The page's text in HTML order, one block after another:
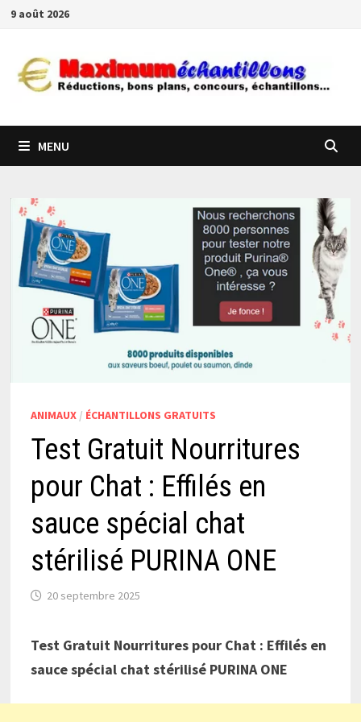
Passer
contenu
9 août 2026
MENU
ANIMAUX/ ÉCHANTILLONS GRATUITS
Test Gratuit Nourritures
pour Chat : Effilés en
sauce spécial chat
stérilisé PURINA ONE
20 septembre 2025
Test Gratuit Nourritures pour Chat : Effilés en
sauce spécial chat stérilisé PURINA ONE